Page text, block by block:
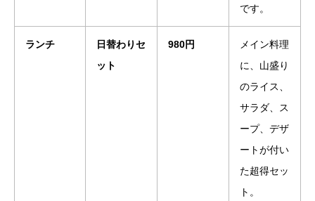
です。
ランチ
日替わりセ
ット
980円
メイン料理
に、山盛り
のライス、
サラダ、ス
ープ、デザ
ートが付い
た超得セッ
ト。